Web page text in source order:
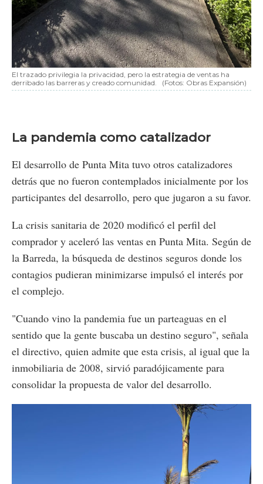
El trazado privilegia la privacidad, pero la estrategia de ventas ha
derribado las barreras y creado comunidad.
(Fotos: Obras Expansión)
La pandemia como catalizador
El desarrollo de Punta Mita tuvo otros catalizadores
detrás que no fueron contemplados inicialmente por los
participantes del desarrollo, pero que jugaron a su favor.
La crisis sanitaria de 2020 modificó el perfil del
comprador y aceleró las ventas en Punta Mita. Según de
la Barreda, la búsqueda de destinos seguros donde los
contagios pudieran minimizarse impulsó el interés por
el complejo.
"Cuando vino la pandemia fue un parteaguas en el
sentido que la gente buscaba un destino seguro", señala
el directivo, quien admite que esta crisis, al igual que la
inmobiliaria de 2008, sirvió paradójicamente para
consolidar la propuesta de valor del desarrollo.